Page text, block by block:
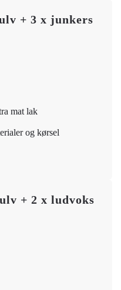
+ 3 x junkers
mat lak
og kørsel
+ 2 x ludvoks